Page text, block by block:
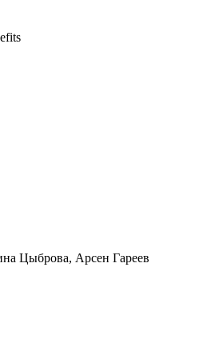
Цыброва, Арсен Гареев